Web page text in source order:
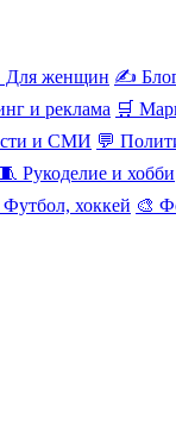
Для женщин ✍️
и реклама 🛒
и СМИ 💬
🧵 Рукоделие и хобби
Футбол, хоккей 🎨